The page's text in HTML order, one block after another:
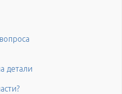
детали